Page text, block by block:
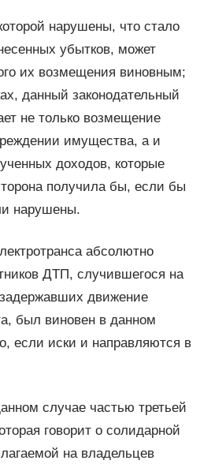
нарушены, что стало
убытков, может
их возмещения виновным;
данный законодательный
не только возмещение
имущества, а и
доходов, которые
получила бы, если бы
нарушены.
абсолютно
ДТП, случившегося на
движение
был виновен в данном
если иски и направляются в
случае частью третьей
говорит о солидарной
на владельцев